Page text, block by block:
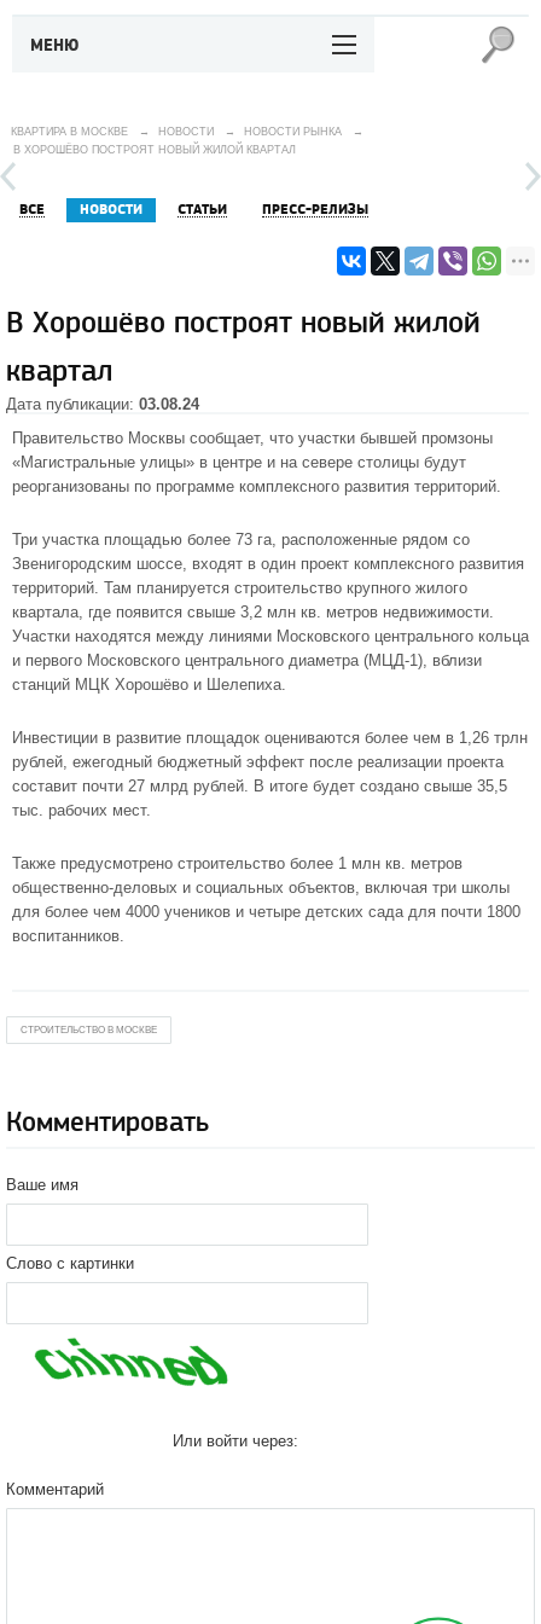
МЕНЮ
КВАРТИРА В МОСКВЕ → НОВОСТИ → НОВОСТИ РЫНКА
→
В ХОРОШЁВО ПОСТРОЯТ НОВЫЙ ЖИЛОЙ КВАРТАЛ
ВСЕ НОВОСТИ СТАТЬИ ПРЕСС-РЕЛИЗЫ
В Хорошёво построят новый жилой
квартал
Дата публикации: 03.08.24
Правительство Москвы сообщает, что участки бывшей промзоны
«Магистральные улицы» в центре и на севере столицы будут
реорганизованы по программе комплексного развития территорий.
Три участка площадью более 73 га, расположенные рядом со
Звенигородским шоссе, входят в один проект комплексного развития
территорий. Там планируется строительство крупного жилого
квартала, где появится свыше 3,2 млн кв. метров недвижимости.
Участки находятся между линиями Московского центрального кольца
и первого Московского центрального диаметра (МЦД-1), вблизи
станций МЦК Хорошёво и Шелепиха.
Инвестиции в развитие площадок оцениваются более чем в 1,26 трлн
рублей, ежегодный бюджетный эффект после реализации проекта
составит почти 27 млрд рублей. В итоге будет создано свыше 35,5
тыс. рабочих мест.
Также предусмотрено строительство более 1 млн кв. метров
общественно-деловых и социальных объектов, включая три школы
для более чем 4000 учеников и четыре детских сада для почти 1800
воспитанников.
СТРОИТЕЛЬСТВО В МОСКВЕ
Комментировать
Ваше имя
Слово с картинки
Или войти через:
Комментарий